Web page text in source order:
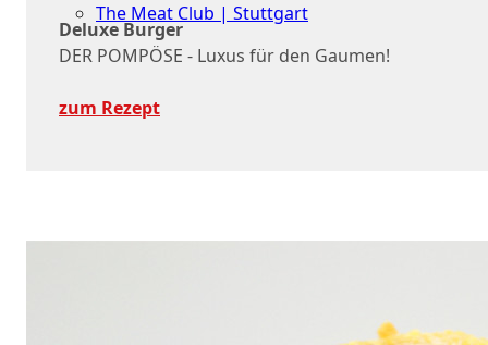
The Meat Club | Stuttgart
Geschäftskunden
Deluxe Burger
DER POMPÖSE - Luxus für den Gaumen!
zum Rezept